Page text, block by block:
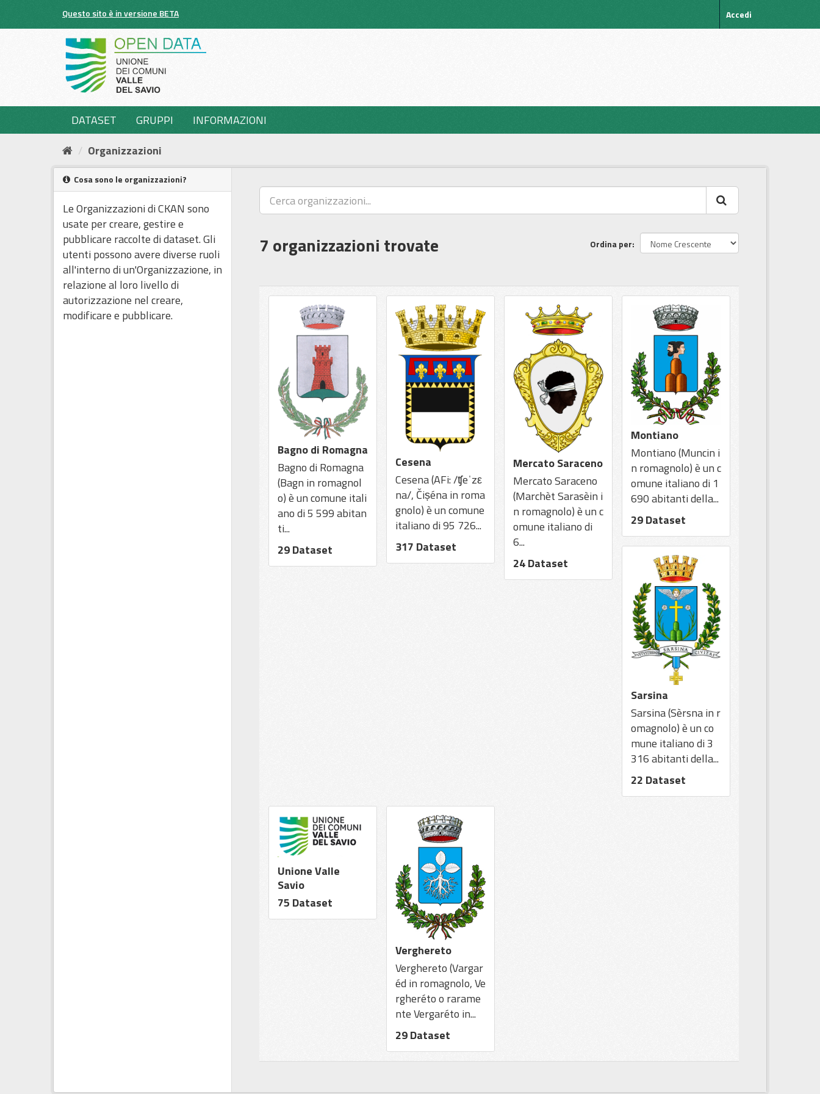
Questo sito è in versione BETA Accedi
DATASET GRUPPI
INFORMAZIONI
Organizzazioni
Cosa sono le organizzazioni?
Le Organizzazioni di CKAN sono
usate per creare, gestire e
pubblicare raccolte di dataset. Gli
utenti possono avere diverse ruoli
all'interno di un'Organizzazione, in
relazione al loro livello di
autorizzazione nel creare,
modificare e pubblicare.
Ordina per
7 organizzazioni trovate
Bagno di Romagna
Bagno di Romagna
(Bagn in romagnol
o) è un comune itali
ano di 5 599 abitan
ti...
29 Dataset
Cesena
Cesena (AFi: /ʧeˈzε
na/, Čiṣéna in roma
gnolo) è un comune
italiano di 95 726...
317 Dataset
Mercato Saraceno
Mercato Saraceno
(Marchèt Sarasèin i
n romagnolo) è un c
omune italiano di
6...
24 Dataset
Montiano
Montiano (Muncin i
n romagnolo) è un c
omune italiano di 1
690 abitanti della...
29 Dataset
Sarsina
Sarsina (Sèrsna in r
omagnolo) è un co
mune italiano di 3
316 abitanti della...
22 Dataset
Unione Valle
Savio
75 Dataset
Verghereto
Verghereto (Vargar
éd in romagnolo, Ve
rgheréto o rarame
nte Vergaréto in...
29 Dataset